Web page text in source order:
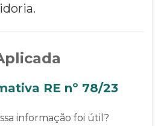
RE nº 78/23
informação foi útil?